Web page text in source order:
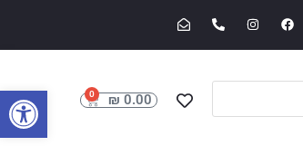
₪ 0.00
0 פתח